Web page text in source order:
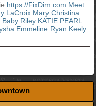
https://FixDim.com Meet
LaCroix Mary Christina
Baby Riley KATIE PEARL
Emmeline Ryan Keely